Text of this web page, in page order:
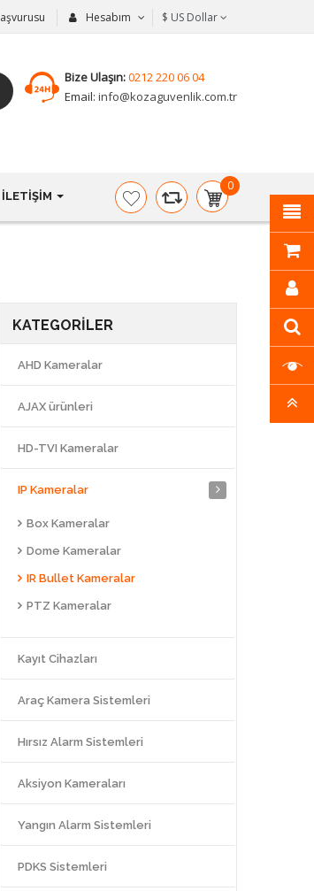
Hesabım $ US Dollar
Bize Ulaşın:0212 220 06 04
Email: info@kozaguvenlik.com.tr
İLETIŞIM
0
item(s)
-
KATEGORILER
AHD Kameralar
AJAX ürünleri
HD-TVI Kameralar
IP Kameralar
Box Kameralar
Dome Kameralar
IR Bullet Kameralar
PTZ Kameralar
Kayıt Cihazları
Araç Kamera Sistemleri
Hırsız Alarm Sistemleri
Aksiyon Kameraları
Yangın Alarm Sistemleri
PDKS Sistemleri